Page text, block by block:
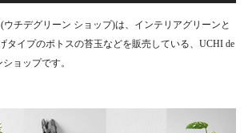
(ウチデグリーン ショップ)は、インテリアグリーンと
タイプのポトスの苔玉などを販売している、UCHI de
ョップです。